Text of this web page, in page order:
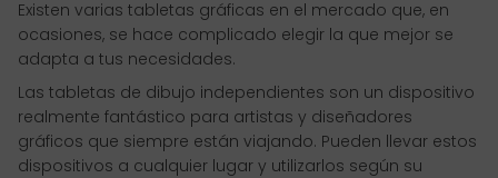
Existen varias tabletas gráficas en el mercado que, en
ocasiones, se hace complicado elegir la que mejor se
adapta a tus necesidades.
Las tabletas de dibujo independientes son un dispositivo
realmente fantástico para artistas y diseñadores
gráficos que siempre están viajando. Pueden llevar estos
dispositivos a cualquier lugar y utilizarlos según su